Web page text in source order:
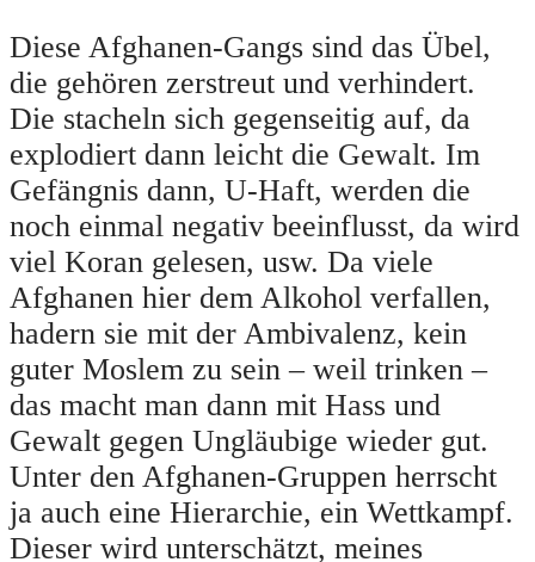
Diese Afghanen-Gangs sind das Übel,
die gehören zerstreut und verhindert.
Die stacheln sich gegenseitig auf, da
explodiert dann leicht die Gewalt. Im
Gefängnis dann, U-Haft, werden die
noch einmal negativ beeinflusst, da wird
viel Koran gelesen, usw. Da viele
Afghanen hier dem Alkohol verfallen,
hadern sie mit der Ambivalenz, kein
guter Moslem zu sein – weil trinken –
das macht man dann mit Hass und
Gewalt gegen Ungläubige wieder gut.
Unter den Afghanen-Gruppen herrscht
ja auch eine Hierarchie, ein Wettkampf.
Dieser wird unterschätzt, meines